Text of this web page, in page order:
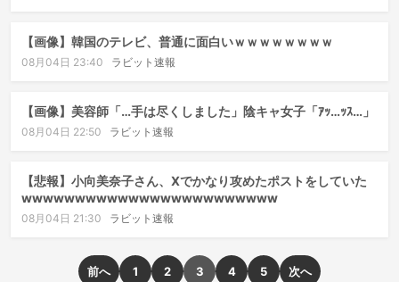
【画像】韓国のテレビ、普通に面白いｗｗｗｗｗｗｗｗ
08月04日 23:40 ラビット速報
【画像】美容師「…手は尽くしました」陰キャ女子「ｱｯ…ｯｽ…」
08月04日 22:50 ラビット速報
【悲報】小向美奈子さん、Xでかなり攻めたポストをしていた
wwwwwwwwwwwwwwwwwwwwwwww
08月04日 21:30 ラビット速報
前へ 1 2 3 4 5 次へ